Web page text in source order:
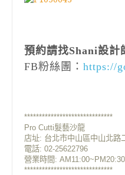
預約請找Shani設計
FB粉絲團： https://
******************************
Pro Cutti髮藝沙龍
店址: 台北市中山區中山北路
電話: 02-25622796
營業時間: AM11:00~PM20:30
******************************